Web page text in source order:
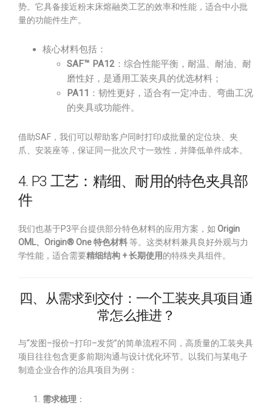
势。它具备接近粉末床熔融类工艺的效率和性能，适合中小批
量的功能件生产。
核心材料包括：
SAF™ PA12 ：综合性能平衡，耐温、耐油、耐
磨性好，是通用工装夹具的优选材料；
PA11 ：韧性更好，适合有一定冲击、弯曲工况
的夹具或功能件。
借助SAF，我们可以帮助客户同时打印成批量的定位块、夹
爪、安装座等，保证同一批次尺寸一致性，并降低单件成本。
4. P3 工艺：精细、耐用的特色夹具部
件
我们也基于P3平台提供部分特色材料的应用方案，如 Origin
OML、Origin® One 特色材料等。这类材料兼具良好外观与力
学性能，适合需要精细结构 + 长期使用的特殊夹具组件。
四、从需求到交付：一个工装夹具项目通
常怎么推进？
与“发图–报价–打印–发货”的简单流程不同，高质量的工装夹具
项目往往包含更多前期沟通与设计优化环节。以我们与某电子
制造企业合作的治具项目为例：
需求梳理 ：